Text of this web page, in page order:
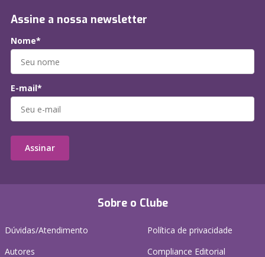
Sobre o Clube
Dúvidas/Atendimento
Autores
Política de privacidade
Compliance Editorial
Assine a nossa newsletter
Nome*
E-mail*
Assinar